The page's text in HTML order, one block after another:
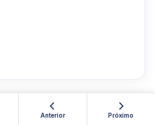
Anterior Próximo